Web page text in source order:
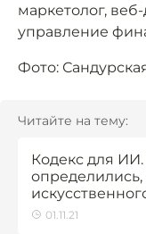
маркетолог,
управление
Фото:
Читайте на тему:
Кодекс для
определились,
01.11.21